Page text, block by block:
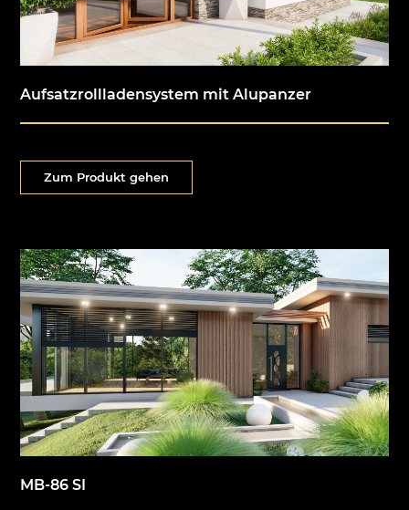
Aufsatzrollladensystem mit Alupanzer
Zum Produkt gehen
MB-86 SI